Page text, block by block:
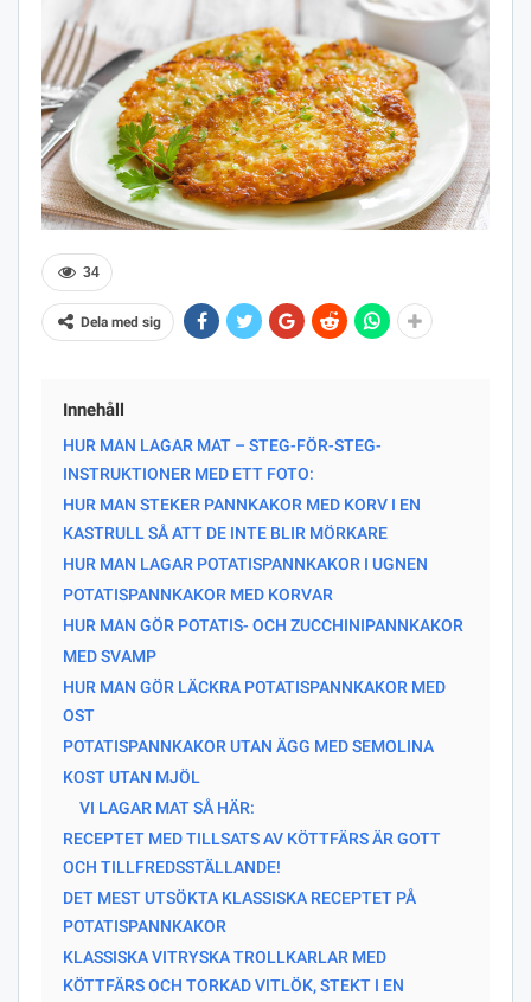
34
Dela med sig
Innehåll
HUR MAN LAGAR MAT – STEG-FÖR-STEG-
INSTRUKTIONER MED ETT FOTO:
HUR MAN STEKER PANNKAKOR MED KORV I EN
KASTRULL SÅ ATT DE INTE BLIR MÖRKARE
HUR MAN LAGAR POTATISPANNKAKOR I UGNEN
POTATISPANNKAKOR MED KORVAR
HUR MAN GÖR POTATIS- OCH ZUCCHINIPANNKAKOR
MED SVAMP
HUR MAN GÖR LÄCKRA POTATISPANNKAKOR MED
OST
POTATISPANNKAKOR UTAN ÄGG MED SEMOLINA
KOST UTAN MJÖL
VI LAGAR MAT SÅ HÄR:
RECEPTET MED TILLSATS AV KÖTTFÄRS ÄR GOTT
OCH TILLFREDSSTÄLLANDE!
DET MEST UTSÖKTA KLASSISKA RECEPTET PÅ
POTATISPANNKAKOR
KLASSISKA VITRYSKA TROLLKARLAR MED
KÖTTFÄRS OCH TORKAD VITLÖK, STEKT I EN